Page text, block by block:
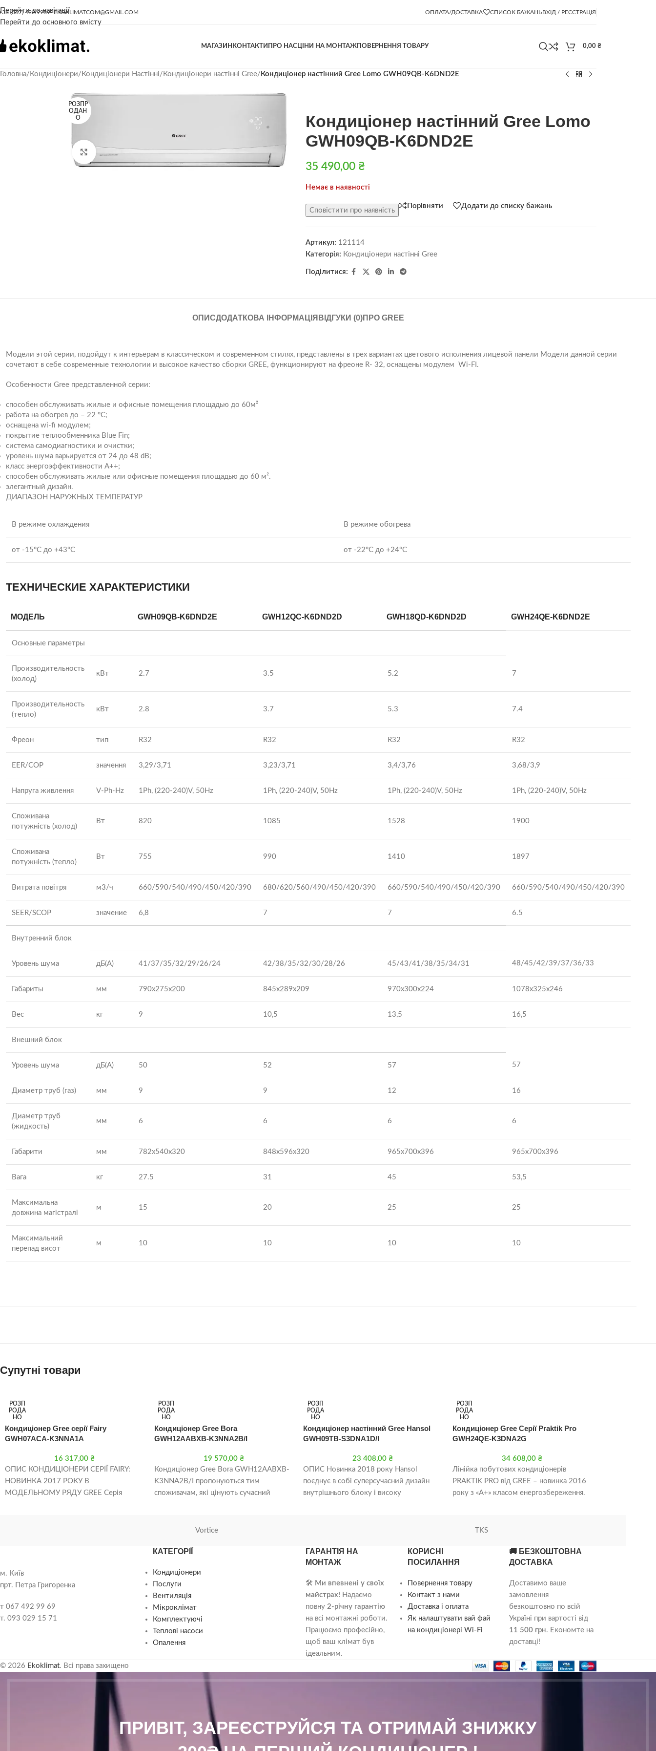
Перейти до навігації
Перейти до основного вмісту
(067) 492 9969 EKOKLIMATCOM@GMAIL.COM ОПЛАТА/ДОСТАВКА СПИСОК БАЖАНЬВХІД / РЕЄСТРАЦІЯ
МАГАЗИН КОНТАКТИ ПРО НАСЦІНИ НА МОНТАЖПОВЕРНЕННЯ ТОВАРУ 0,00 ₴
Головна/ Кондиціонери/ Кондиціонери Настінні/ Кондиціонери настінні Gree/ Кондиціонер настінний Gree Lomo GWH09QB-K6DND2E
РОЗПР
ОДАН
О
Натисніть, щоб збільшити
Кондиціонер настінний Gree Lomo
GWH09QB-K6DND2E
35 490,00 ₴
Немає в наявності
Сповістити про наявність
Порівняти Додати до списку бажань
Артикул: 121114
Категорія: Кондиціонери настінні Gree
Поділитися:
ОПИСДОДАТКОВА ІНФОРМАЦІЯ ВІДГУКИ (0)ПРО GREE
Модели этой серии, подойдут к интерьерам в классическом и современном стилях, представлены в трех вариантах цветового исполнения лицевой панели Модели данной серии
сочетают в себе современные технологии и высокое качество сборки GREE, функционируют на фреоне R- 32, оснащены модулем Wi-FI.
Особенности Gree представленной серии:
способен обслуживать жилые и офисные помещения площадью до 60м²
работа на обогрев до – 22 °С;
оснащена wi-fi модулем;
покрытие теплообменника Blue Fin;
система самодиагностики и очистки;
уровень шума варьируется от 24 до 48 dB;
класс энергоэффективности A++;
способен обслуживать жилые или офисные помещения площадью до 60 м².
элегантный дизайн.
ДИАПАЗОН НАРУЖНЫХ ТЕМПЕРАТУР
В режиме охлаждения В режиме обогрева
от -15°C до +43°C от -22°C до +24°C
ТЕХНИЧЕСКИЕ ХАРАКТЕРИСТИКИ
МОДЕЛЬ GWH09QB-K6DND2E GWH12QC-K6DND2D GWH18QD-K6DND2D GWH24QE-K6DND2E
Основные параметры
Производительность
(холод)
кВт 2.7 3.5 5.2 7
Производительность
(тепло)
кВт 2.8 3.7 5.3 7.4
Фреон тип R32 R32 R32 R32
EER/COP значення 3,29/3,71 3,23/3,71 3,4/3,76 3,68/3,9
Напруга живлення V-Ph-Hz 1Ph, (220-240)V, 50Hz 1Ph, (220-240)V, 50Hz 1Ph, (220-240)V, 50Hz 1Ph, (220-240)V, 50Hz
Споживана
потужність (холод)
Вт 820 1085 1528 1900
Споживана
потужність (тепло)
Вт 755 990 1410 1897
Витрата повітря м3/ч 660/590/540/490/450/420/390 680/620/560/490/450/420/390 660/590/540/490/450/420/390 660/590/540/490/450/420/390
SEER/SCOP значение 6,8 7 7 6.5
Внутренний блок
Уровень шума дБ(А) 41/37/35/32/29/26/24 42/38/35/32/30/28/26 45/43/41/38/35/34/31 48/45/42/39/37/36/33
Габариты мм 790x275x200 845x289x209 970x300x224 1078x325x246
Вес кг 9 10,5 13,5 16,5
Внешний блок
Уровень шума дБ(А) 50 52 57 57
Диаметр труб (газ) мм 9 9 12 16
Диаметр труб
(жидкость)
мм 6 6 6 6
Габарити мм 782x540x320 848x596x320 965x700x396 965x700x396
Вага кг 27.5 31 45 53,5
Максимальна
довжина магістралі
м 15 20 25 25
Максимальний
перепад висот
м 10 10 10 10
Супутні товари
РОЗП
РОДА
НО
Кондиціонер Gree серії Fairy
GWH07ACA-K3NNA1A
16 317,00₴
ОПИС КОНДИЦІОНЕРИ СЕРІЇ FAIRY:
НОВИНКА 2017 РОКУ В
МОДЕЛЬНОМУ РЯДУ GREE Серія
РОЗП
РОДА
НО
Кондиціонер Gree Bora
GWH12AABXB-K3NNA2B/I
19 570,00 ₴
Кондиціонер Gree Bora GWH12AABXB-
K3NNA2B/I пропонуються тим
споживачам, які цінують сучасний
металізованої смугою і прихованої за
температури виглядає дуже стильно і
просвічуються через пластик лицьовій
панелі тільки під час роботи
кондиціонера.
РОЗП
РОДА
НО
Кондиціонер настінний Gree Hansol
GWH09TB-S3DNA1D/I
23 408,00₴
ОПИС Новинка 2018 року Hansol
поєднує в собі суперсучасний дизайн
внутрішнього блоку і високу
РОЗП
РОДА
НО
Кондиціонер Gree Серії Praktik Pro
GWH24QE-K3DNA2G
34 608,00 ₴
Лінійка побутових кондиціонерів
PRAKTIK PRO від GREE – новинка 2016
року з «А+» класом енергозбереження.
Vortice TKS
м. Київ
прт. Петра Григоренка
т 067 492 99 69
т. 093 029 15 71
КАТЕГОРІЇ
Кондиціонери
Послуги
Вентиляція
Мікроклімат
Комплектуючі
Теплові насоси
Опалення
ГАРАНТІЯ НА
МОНТАЖ
🛠️ Ми впевнені у своїх
майстрах! Надаємо
повну 2-річну гарантію
на всі монтажні роботи.
Працюємо професійно,
щоб ваш клімат був
ідеальним.
КОРИСНІ
ПОСИЛАННЯ
Повернення товару
Контакт з нами
Доставка і оплата
Як налаштувати вай фай
на кондиціонері Wi-Fi
🚚 БЕЗКОШТОВНА
ДОСТАВКА
Доставимо ваше
замовлення
безкоштовно по всій
Україні при вартості від
11 500 грн. Економте на
доставці!
© 2026 Ekoklimat. Всі права захищено
ПРИВІТ, ЗАРЕЄСТРУЙСЯ ТА ОТРИМАЙ ЗНИЖКУ